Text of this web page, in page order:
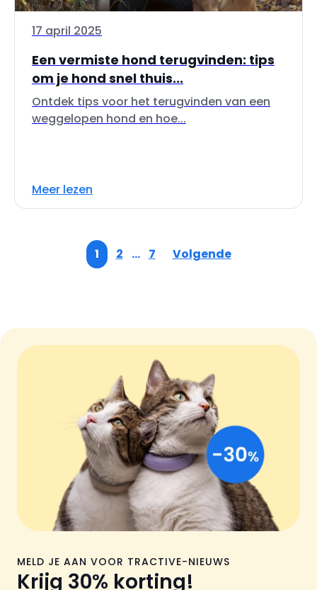
17 april 2025
Een vermiste hond terugvinden: tips
om je hond snel thuis...
Ontdek tips voor het terugvinden van een
weggelopen hond en hoe...
Meer lezen
1 2 … 7 Volgende
MELD JE AAN VOOR TRACTIVE-NIEUWS
Krijg 30% korting!